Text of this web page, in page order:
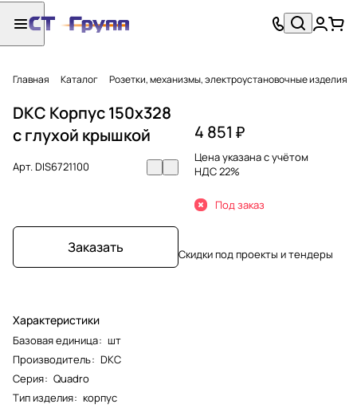
Главная Каталог Розетки, механизмы, электроустановочные изделия
DKC Корпус 150х328
с глухой крышкой
Арт.DIS6721100
Заказать
Характеристики
Базовая единица: шт
Производитель: DKC
Серия: Quadro
Тип изделия: корпус
4 851 ₽
Цена указана с учётом
НДС 22%
Под заказ
Скидки под проекты и тендеры